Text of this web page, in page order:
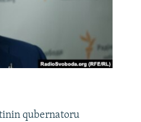
qubernatoru